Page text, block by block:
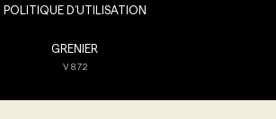
POLITIQUE D’UTILISATION
GRENIER
V8.7.2